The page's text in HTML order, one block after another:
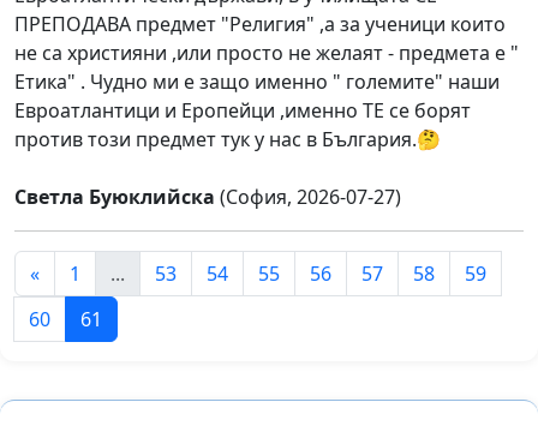
ПРЕПОДАВА предмет "Религия" ,а за ученици които
не са християни ,или просто не желаят - предмета е "
Етика" . Чудно ми е защо именно " големите" наши
Евроатлантици и Еропейци ,именно ТЕ се борят
против този предмет тук у нас в България.🤔
Светла Буюклийска (София, 2026-07-27)
« 1 ... 53 54 55 56 57 58
59
60
61